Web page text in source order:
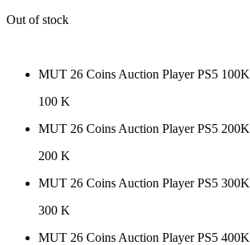
Out of stock
MUT 26 Coins Auction Player PS5 100K
100 K
MUT 26 Coins Auction Player PS5 200K
200 K
MUT 26 Coins Auction Player PS5 300K
300 K
MUT 26 Coins Auction Player PS5 400K